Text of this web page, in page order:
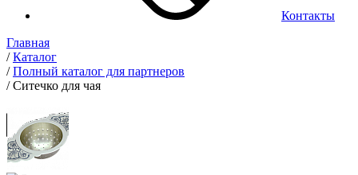
Контакты
Главная
/Каталог
/Полный каталог для партнеров
/Ситечко для чая